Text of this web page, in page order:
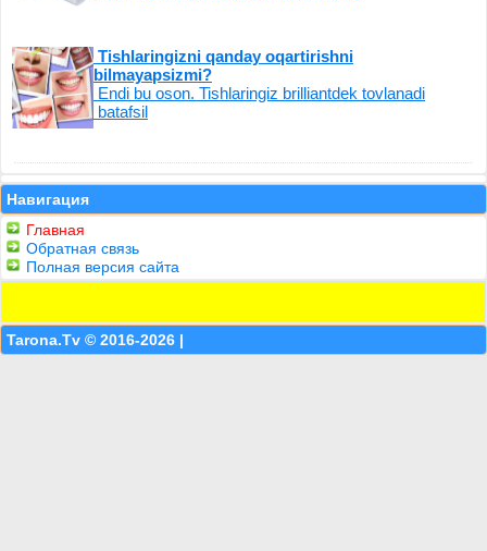
Tishlaringizni qanday oqartirishni
bilmayapsizmi?
Endi bu oson. Tishlaringiz brilliantdek tovlanadi
batafsil
Навигация
Главная
Обратная связь
Полная версия сайта
Tarona.Tv © 2016-2026 |